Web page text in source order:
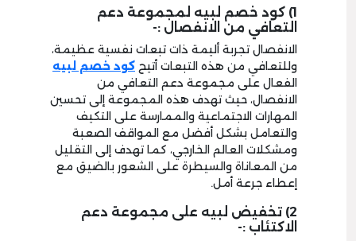
1) كود خصم لبيه لمجموعة دعم
التعافي من الانفصال :-
الانفصال تجربة أليمة ذات تبعات نفسية عظيمة،
وللتعافي من هذه التبعات أتيح كود خصم لبيه
الفعال على مجموعة دعم التعافي من
الانفصال، حيث تهدف هذه المجموعة إلى تحسين
المهارات الاجتماعية والممارسة على التكيف
والتعامل بشكل أفضل مع المواقف الصعبة
ومشكلات العالم الخارجي، كما تهدف إلى التقليل
من المعاناة والسيطرة على الشعور بالضيق مع
إعطاء جرعة أمل.
2) تخفيض لبيه على مجموعة دعم
الاكتئاب :-